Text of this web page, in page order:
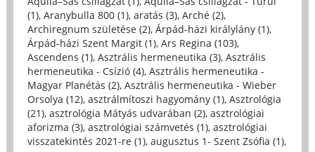
(1), Aranybulla 800 (1), aratás (3), Arché (2),
Archiregnum születése (2), Árpád-házi királylány (1),
Árpád-házi Szent Margit (1), Ars Regina (103),
Ascendens (1), Asztrális hermeneutika (3), Asztrális
hermeneutika - Csízió (4), Asztrális hermeneutika -
Magyar Planétás (2), Asztrális hermeneutika - Wieber
Orsolya (12), asztrálmítoszi hagyomány (1), Asztrológia
(21), asztrológia Mátyás udvarában (2), asztrológiai
aforizma (3), asztrológiai számvetés (1), asztrológiai
visszatekintés 2021-re (1), augusztus 1- Szent Zsófia (1),